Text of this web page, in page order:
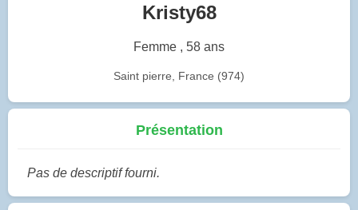
Kristy68
Femme , 58 ans
Saint pierre, France (974)
Présentation
Pas de descriptif fourni.